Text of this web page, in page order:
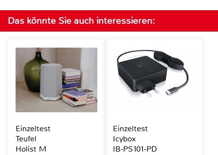
Das könnte Sie auch interessieren:
Einzeltest
Teufel
Holist M
Einzeltest
Icybox
IB-PS101-PD